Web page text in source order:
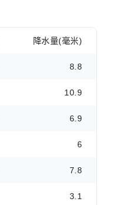
降水量(毫米)
8.8
10.9
6.9
6
7.8
3.1